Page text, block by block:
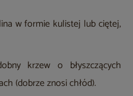
w formie kulistej lub ciętej,
krzew o błyszczących
(dobrze znosi chłód).